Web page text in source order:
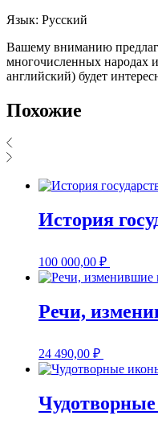
Язык: Русский
Вашему вниманию
многочисленных народах
английский) будет
Похожие
История
100 000,00 ₽
Речи,
24 490,00 ₽